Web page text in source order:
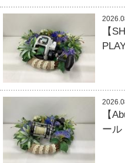
【
【
ール